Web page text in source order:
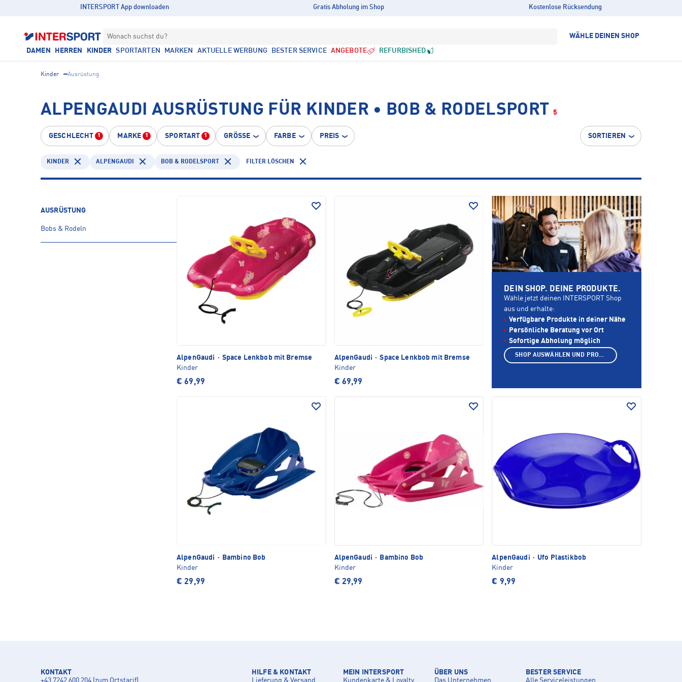
INTERSPORT App downloaden Gratis Abholung im Shop Kostenlose Rücksendung
Wonach suchst du? WÄHLE DEINEN SHOP
DAMEN HERREN KINDER SPORTARTEN MARKEN AKTUELLE WERBUNG BESTER SERVICE ANGEBOTE REFURBISHED
Kinder Ausrüstung
ALPENGAUDI AUSRÜSTUNG FÜR KINDER • BOB & RODELSPORT 5
GESCHLECHT 1 MARKE 1 SPORTART 1 GRÖSSE FARBE PREIS SORTIEREN
KINDER ALPENGAUDI BOB & RODELSPORT FILTER LÖSCHEN
AUSRÜSTUNG
Bobs & Rodeln
AlpenGaudi · Space Lenkbob mit Bremse
Kinder
€ 69,99
AlpenGaudi · Space Lenkbob mit Bremse
Kinder
€ 69,99
AlpenGaudi ·
Bambino Bob
Kinder
€ 29,99
AlpenGaudi ·
Bambino Bob
Kinder
€ 29,99
AlpenGaudi · Ufo Plastikbob
Kinder
€ 9,99
DEIN SHOP. DEINE PRODUKTE.
Wähle jetzt deinen INTERSPORT Shop
aus und erhalte:
Verfügbare Produkte in deiner Nähe
Persönliche Beratung vor Ort
Sofortige Abholung möglich
SHOP AUSWÄHLEN UND PRODUKTE ANZEIGEN
KONTAKT
HILFE & KONTAKT
MEIN INTERSPORT
ÜBER UNS
BESTER SERVICE